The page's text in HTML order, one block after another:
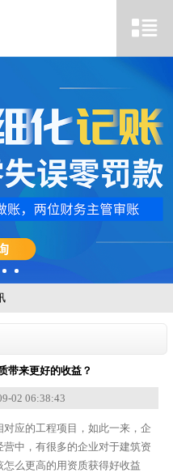
带来更好的收益？
02 06:38:43
应的工程项目，如此一来，企
中，有很多的企业对于建筑资
么更高的用资质获得好收益